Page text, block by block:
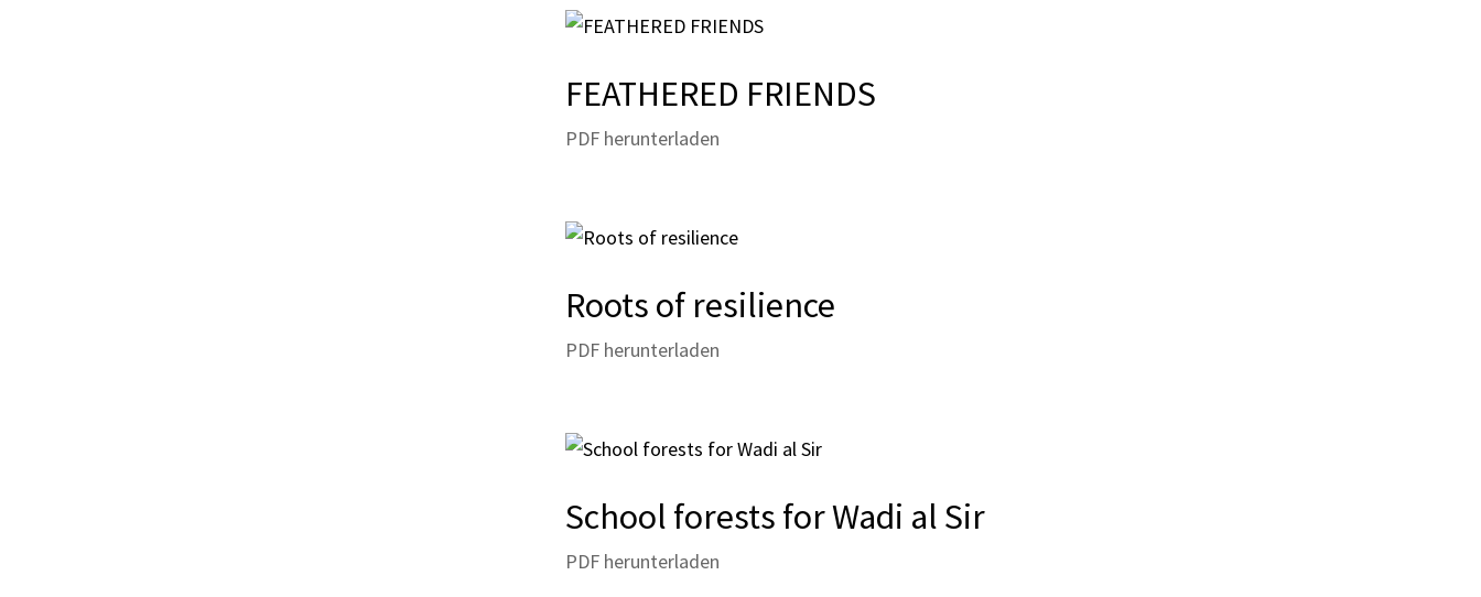
FEATHERED FRIENDS
PDF herunterladen
Roots of resilience
PDF herunterladen
School forests for Wadi al Sir
PDF herunterladen